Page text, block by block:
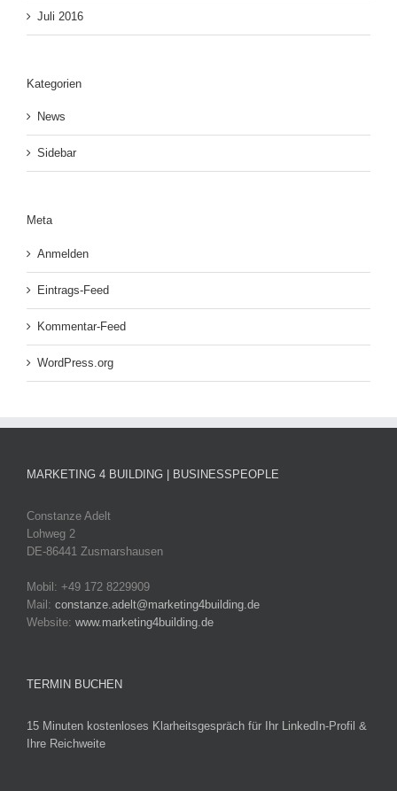
Juli 2016
Kategorien
News
Sidebar
Meta
Anmelden
Eintrags-Feed
Kommentar-Feed
WordPress.org
MARKETING 4 BUILDING | BUSINESSPEOPLE
Constanze Adelt
Lohweg 2
DE-86441 Zusmarshausen
Mobil: +49 172 8229909
Mail: constanze.adelt@marketing4building.de
Website: www.marketing4building.de
TERMIN BUCHEN
15 Minuten kostenloses Klarheitsgespräch für Ihr LinkedIn-Profil &
Ihre Reichweite